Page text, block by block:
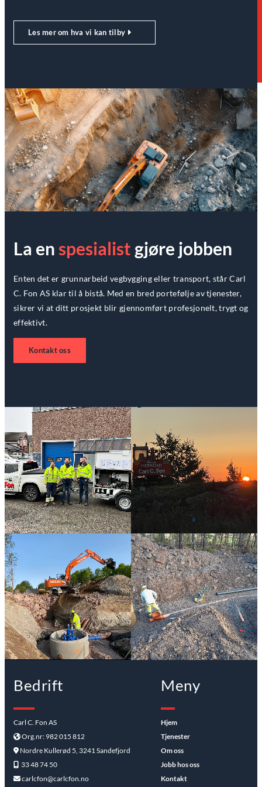
Les mer om hva vi kan tilby
La enspesialist gjøre jobben
Enten det er grunnarbeid vegbygging eller transport, står Carl
C. Fon AS klar til å bistå. Med en bred portefølje av tjenester,
sikrer vi at ditt prosjekt blir gjennomført profesjonelt, trygt og
effektivt.
Kontakt oss
Bedrift
Carl C. Fon AS
Org.nr: 982 015 812
 Nordre Kullerød 5, 3241 Sandefjord
 33 48 74 50
carlcfon@carlcfon.no
Meny
Hjem
Tjenester
Om oss
Jobb hos oss
Kontakt